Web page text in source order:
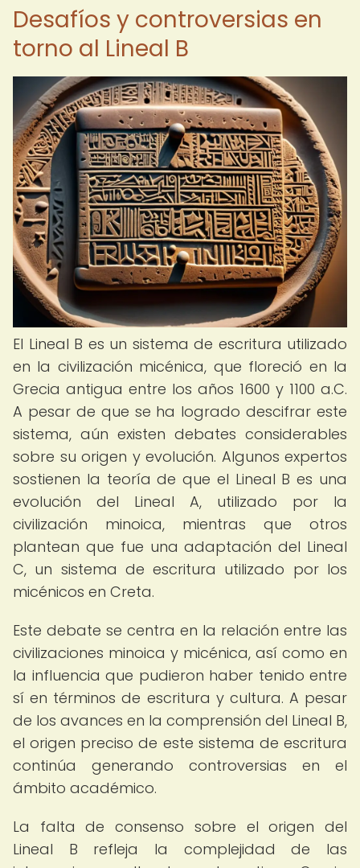
Desafíos y controversias en
torno al Lineal B
El Lineal B es un sistema de escritura utilizado
en la civilización micénica, que floreció en la
Grecia antigua entre los años 1600 y 1100 a.C.
A pesar de que se ha logrado descifrar este
sistema, aún existen debates considerables
sobre su origen y evolución. Algunos expertos
sostienen la teoría de que el Lineal B es una
evolución del Lineal A, utilizado por la
civilización minoica, mientras que otros
plantean que fue una adaptación del Lineal
C, un sistema de escritura utilizado por los
micénicos en Creta.
Este debate se centra en la relación entre las
civilizaciones minoica y micénica, así como en
la influencia que pudieron haber tenido entre
sí en términos de escritura y cultura. A pesar
de los avances en la comprensión del Lineal B,
el origen preciso de este sistema de escritura
continúa generando controversias en el
ámbito académico.
La falta de consenso sobre el origen del
Lineal B refleja la complejidad de las